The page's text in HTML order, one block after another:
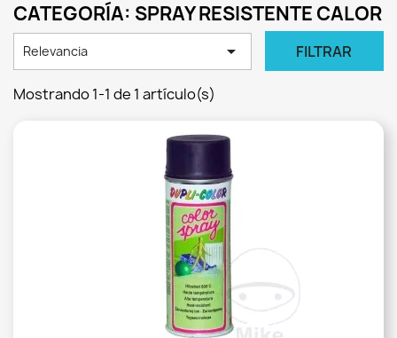
CATEGORÍA: SPRAY RESISTENTE CALOR
Relevancia  FILTRAR
Mostrando 1-1 de 1 artículo(s)